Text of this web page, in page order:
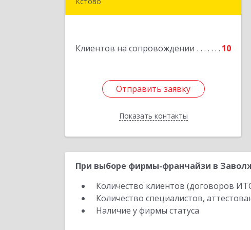
Клиентов на сопровождении 10
Отправить заявку
Показать контакты
Отправить заявку
Назад
При выборе фирмы-франчайзи в
Количество клиентов (договоров
Количество специалистов,
Наличие у фирмы статуса